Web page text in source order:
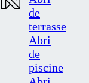
de
terrasse
Abri
de
piscine